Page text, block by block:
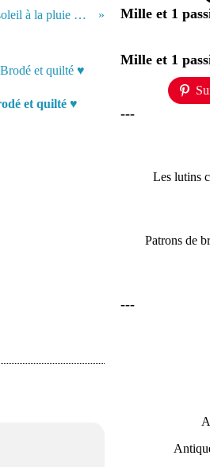
♥ Ambiance d'automne, du soleil à la pluie + forum ♥
et quilté ♥
Mille et 1
Mille et 1
---
Les lutins
Patrons de
---